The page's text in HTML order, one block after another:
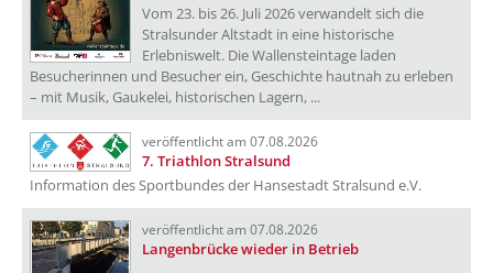
Vom 23. bis 26. Juli 2026 verwandelt sich die
Stralsunder Altstadt in eine historische
Erlebniswelt. Die Wallensteintage laden
Besucherinnen und Besucher ein, Geschichte hautnah zu erleben
– mit Musik, Gaukelei, historischen Lagern, ...
veröffentlicht am 07.08.2026
7. Triathlon Stralsund
Information des Sportbundes der Hansestadt Stralsund e.V.
veröffentlicht am 07.08.2026
Langenbrücke wieder in Betrieb